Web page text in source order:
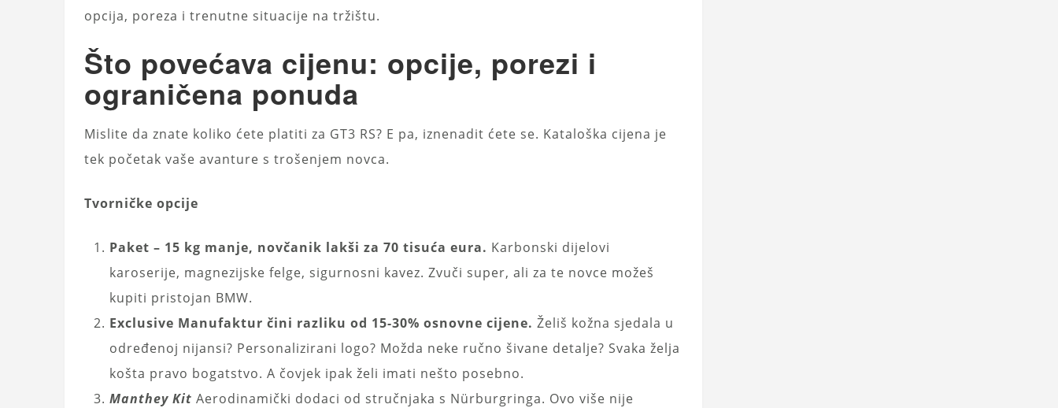
opcija, poreza i trenutne situacije na tržištu.
Što povećava cijenu: opcije, porezi i
ograničena ponuda
Mislite da znate koliko ćete platiti za GT3 RS? E pa, iznenadit ćete se. Kataloška cijena je
tek početak vaše avanture s trošenjem novca.
Tvorničke opcije
Paket – 15 kg manje, novčanik lakši za 70 tisuća eura. Karbonski dijelovi
karoserije, magnezijske felge, sigurnosni kavez. Zvuči super, ali za te novce možeš
kupiti pristojan BMW.
Exclusive Manufaktur čini razliku od 15-30% osnovne cijene. Želiš kožna sjedala u
određenoj nijansi? Personalizirani logo? Možda neke ručno šivane detalje? Svaka želja
košta pravo bogatstvo. A čovjek ipak želi imati nešto posebno.
Manthey Kit Aerodinamički dodaci od stručnjaka s Nürburgringa. Ovo više nije